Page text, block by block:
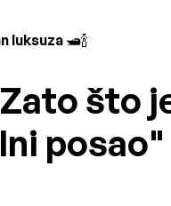
luksuza 🛥️🍾
što
posao"